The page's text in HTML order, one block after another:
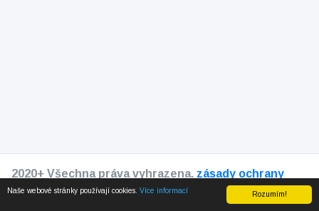
Rozumím!
Naše webové stránky používají cookies. Více informací
2020+ Všechna práva vyhrazena. zásady ochrany
osobních údajů